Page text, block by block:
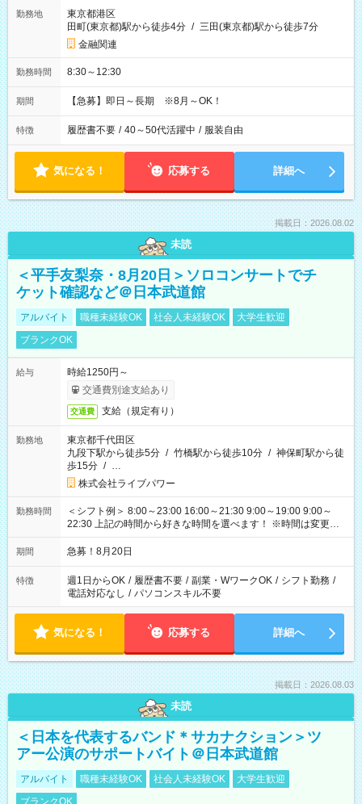
勤務地
東京都港区
田町(東京都)駅から徒歩4分 / 三田(東京都)駅から徒歩7分
金融関連
勤務時間 8:30～12:30
期間 【急募】即日～長期 ※8月～OK！
特徴 履歴書不要 / 40～50代活躍中 / 服装自由
気になる！ 応募する 詳細へ
掲載日：2026.08.02
未読
＜平手友梨奈・8月20日＞ソロコンサートでチ
ケット確認など＠日本武道館
アルバイト 職種未経験OK 社会人未経験OK
大学生歓迎
ブランクOK
給与
時給1250円～
交通費別途支給あり
交通費 支給（規定有り）
勤務地
東京都千代田区
九段下駅から徒歩5分 / 竹橋駅から徒歩10分 / 神保町駅から徒
歩15分 / …
株式会社ライブパワー
勤務時間
＜シフト例＞ 8:00～23:00 16:00～21:30 9:00～19:00 9:00～
22:30 上記の時間から好きな時間を選べます！ ※時間は変更と
なる可能性があります
期間 急募！8月20日
特徴 週1日からOK / 履歴書不要 / 副業・WワークOK / シフト勤務 /
電話対応なし / パソコンスキル不要
気になる！ 応募する 詳細へ
掲載日：2026.08.03
未読
＜日本を代表するバンド＊サカナクション＞ツ
アー公演のサポートバイト＠日本武道館
アルバイト 職種未経験OK 社会人未経験OK
大学生歓迎
ブランクOK